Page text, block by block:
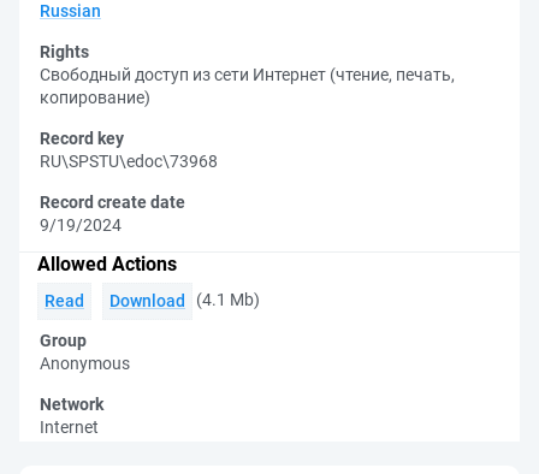
Russian
Rights
Свободный доступ из сети Интернет (чтение, печать,
копирование)
Record key
RU\SPSTU\edoc\73968
Record create date
9/19/2024
Allowed Actions
Read Download (4.1 Mb)
Group
Anonymous
Network
Internet